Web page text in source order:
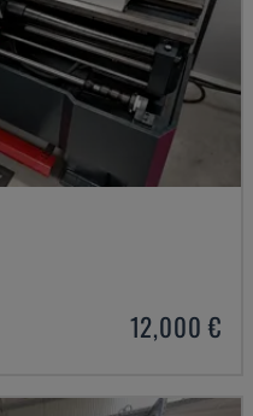
12,000 €